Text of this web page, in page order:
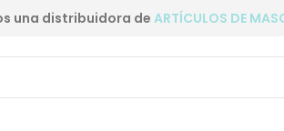
una distribuidora de ARTÍCULOS DE